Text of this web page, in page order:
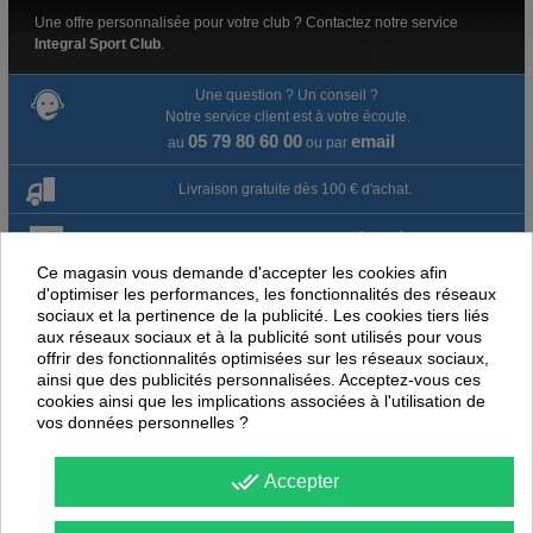
Une offre personnalisée pour votre club ? Contactez notre service
Integral Sport Club
Une question ? Un conseil ?
Notre service client est à votre écoute.
au 05 79 80 60 00ou par email
Livraison gratuite dès 100 € d'achat.
Paiement en ligne 100% sécurisé
Paiement par virement
Satisfait ou remboursé jusqu'à 60 jours
NOUS PENSONS QUE CES ARTICLES
PEUVENT ÉGALEMENT VOUS INTÉRESSER
Ce magasin vous demande d'accepter les cookies afin
d'optimiser les performances, les fonctionnalités des réseaux
sociaux et la pertinence de la publicité. Les cookies tiers liés
aux réseaux sociaux et à la publicité sont utilisés pour vous
offrir des fonctionnalités optimisées sur les réseaux sociaux,
ainsi que des publicités personnalisées. Acceptez-vous ces
cookies ainsi que les implications associées à l'utilisation de
vos données personnelles ?
done_all Accepter